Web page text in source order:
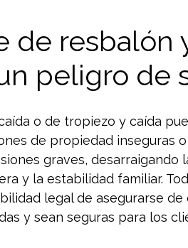
de resbalón
peligro de
o de tropiezo y caída
de propiedad inseguras
graves, desarraigando
y la estabilidad familiar.
legal de asegurarse de
y sean seguras para los